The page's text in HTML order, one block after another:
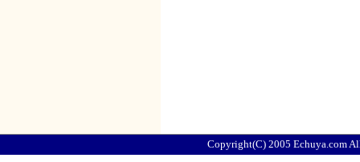
Copyright(C) 2005 Echuya.com